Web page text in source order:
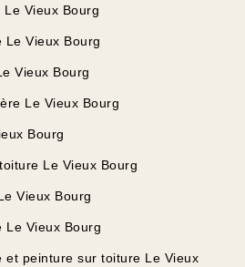
Vieux Bourg
Le Vieux Bourg
Vieux Bourg
Le Vieux Bourg
Bourg
Le Vieux Bourg
Vieux Bourg
Le Vieux Bourg
et peinture sur toiture Le Vieux